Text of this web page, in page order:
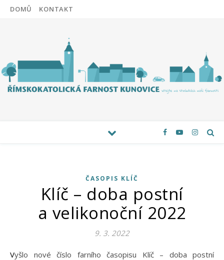
DOMŮ KONTAKT
ČASOPIS KLÍČ
Klíč – doba postní
a velikonoční 2022
9. 3. 2022
Vyšlo nové číslo farního časopisu Klíč – doba postní